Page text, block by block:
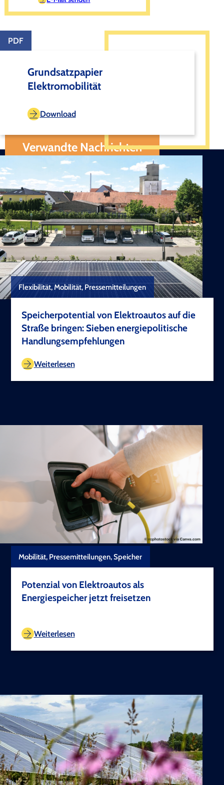
PDF
Grundsatzpapier
Elektromobilität
Download
Verwandte Nachrichten
Flexibilität, Mobilität, Pressemitteilungen
Speicherpotential von Elektroautos auf die
Straße bringen: Sieben energiepolitische
Handlungsempfehlungen
Weiterlesen
Mobilität, Pressemitteilungen, Speicher
Potenzial von Elektroautos als
Energiespeicher jetzt freisetzen
Weiterlesen